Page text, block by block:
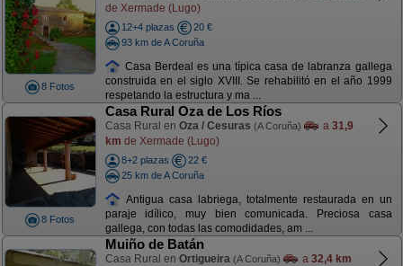
8 Fotos
de Xermade (Lugo)
12+4 plazas
20 €
93 km de A Coruña
Casa Berdeal es una típica casa de labranza gallega
construida en el siglo XVIII. Se rehabilitó en el año 1999
respetando la estructura y ma ...
8 Fotos
Casa Rural Oza de Los Ríos
Casa Rural en Oza / Cesuras (A Coruña) a 31,9
km de Xermade (Lugo)
8+2 plazas
22 €
25 km de A Coruña
Antigua casa labriega, totalmente restaurada en un
paraje idílico, muy bien comunicada. Preciosa casa
gallega, con todas las comodidades, am ...
Muiño de Batán
Casa Rural en Ortigueira (A Coruña) a 32,4 km